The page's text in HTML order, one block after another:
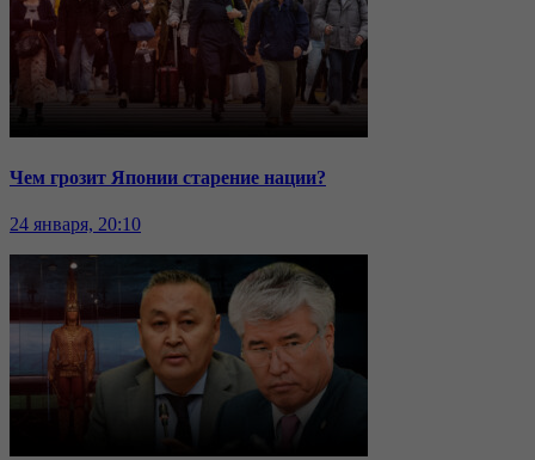
Чем грозит Японии старение нации?
24 января, 20:10